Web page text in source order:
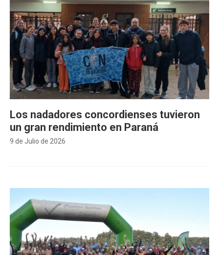
9 de Julio de 2026
Los nadadores concordienses tuvieron
un gran rendimiento en Paraná